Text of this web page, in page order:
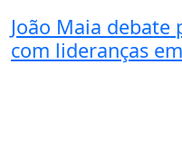
João Maia debate
com lideranças